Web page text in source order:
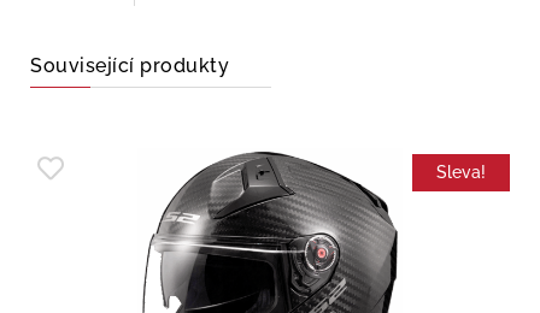
Související produkty
Sleva!